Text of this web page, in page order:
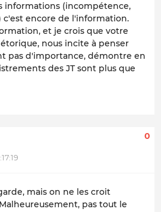
informations (incompétence,
c'est encore de l'information.
et je crois que votre
nous incite à penser
pas d'importance, démontre en
des JT sont plus que
0
mais on ne les croit
pas tout le